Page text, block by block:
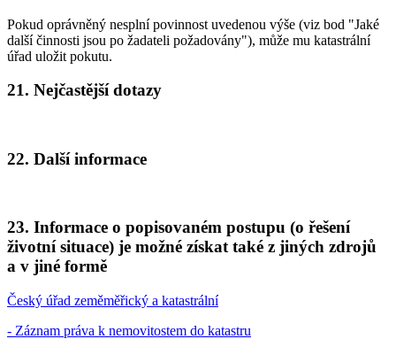
Pokud oprávněný nesplní povinnost uvedenou výše (viz bod "Jaké
další činnosti jsou po žadateli požadovány"), může mu katastrální
úřad uložit pokutu.
21. Nejčastější dotazy
22. Další informace
23. Informace o popisovaném postupu (o řešení
životní situace) je možné získat také z jiných zdrojů
a v jiné formě
Český úřad zeměměřický a katastrální
- Záznam práva k nemovitostem do katastru